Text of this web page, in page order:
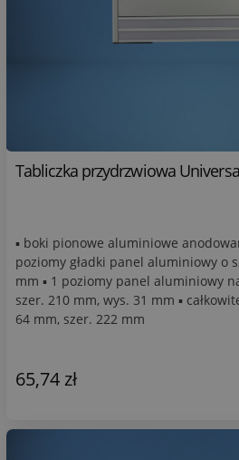
Tabliczka przydrzwiowa
▪ boki pionowe aluminiowe
poziomy gładki panel aluminiowy o
mm ▪ 1 poziomy panel aluminiowy
szer. 210 mm, wys. 31 mm ▪
64 mm, szer. 222 mm
65,74 zł